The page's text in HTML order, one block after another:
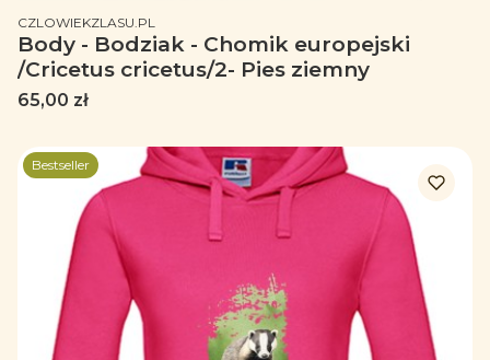
PRODUCENT
CZLOWIEKZLASU.PL
Body - Bodziak - Chomik europejski
/Cricetus cricetus/2- Pies ziemny
Cena
65,00 zł
Bestseller